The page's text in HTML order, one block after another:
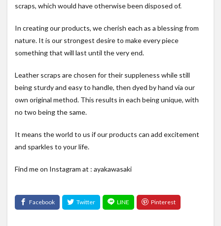
scraps, which would have otherwise been disposed of.
In creating our products, we cherish each as a blessing from
nature. It is our strongest desire to make every piece
something that will last until the very end.
Leather scraps are chosen for their suppleness while still
being sturdy and easy to handle, then dyed by hand via our
own original method. This results in each being unique, with
no two being the same.
It means the world to us if our products can add excitement
and sparkles to your life.
Find me on Instagram at : ayakawasaki